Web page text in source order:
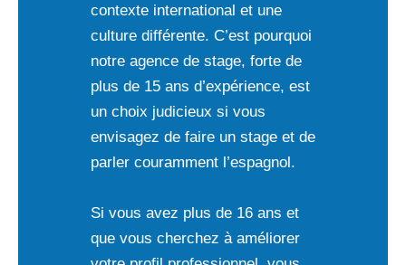
contexte international et une
culture différente. C’est pourquoi
notre agence de stage, forte de
plus de 15 ans d’expérience, est
un choix judicieux si vous
envisagez de faire un stage et de
parler couramment l’espagnol.
Si vous avez plus de 16 ans et
que vous cherchez à améliorer